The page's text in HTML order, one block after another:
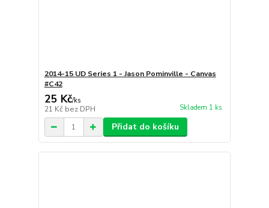
2014-15 UD Series 1 - Jason Pominville - Canvas
#C42
25 Kč/ks
21 Kč bez DPH Skladem 1 ks
Přidat do košíku